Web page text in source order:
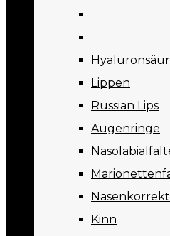
Lippen
Russian Lips
Augenringe
Kinn